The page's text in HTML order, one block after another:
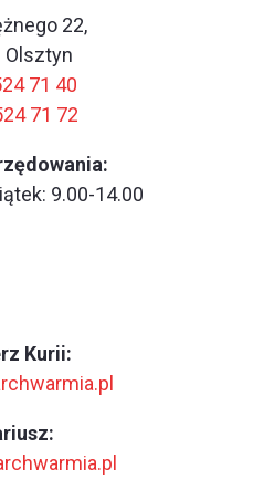
22,
Olsztyn
71 40
71 72
9.00-14.00
Kurii: